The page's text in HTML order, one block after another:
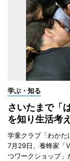
学ぶ・知る
さいたまで「
を知り生活考
学童クラブ「わか
7月29日、養蜂家「
つワークショップ」